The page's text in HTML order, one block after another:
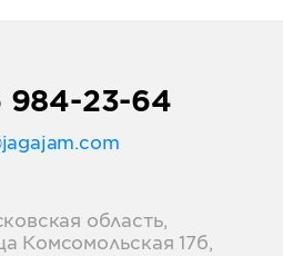
984-23-64
область,
Комсомольская 17б,